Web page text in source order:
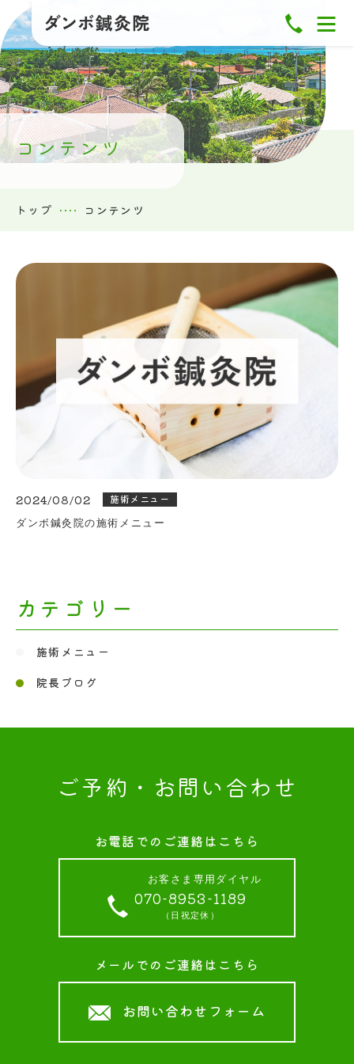
ピックアップ
当院について
メニュー
プロフィール
お知らせ一覧
コンテンツ一覧
お問い合わせ
コンテンツ
トップ コンテンツ
2024/08/02 施術メニュー
ダンボ鍼灸院の施術メニュー
カテゴリー
施術メニュー
院長ブログ
ご予約・お問い合わせ
お電話でのご連絡はこちら
お客さま専用ダイヤル
070-8953-1189
（日祝定休）
メールでのご連絡はこちら
お問い合わせフォーム